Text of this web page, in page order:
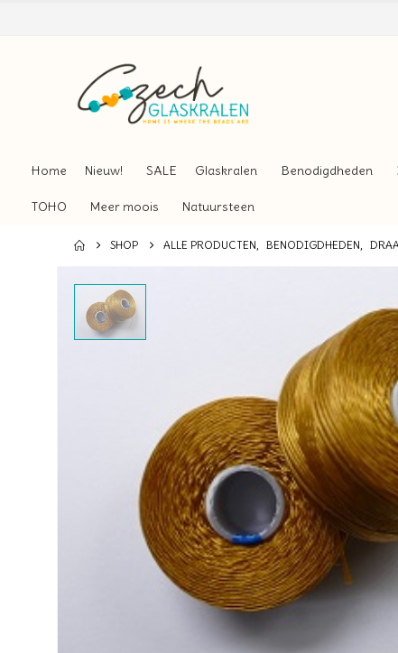
Home Nieuw! SALE Glaskralen Benodigdheden
TOHO Meer moois Natuursteen
SHOP ALLE PRODUCTEN, BENODIGDHEDEN,